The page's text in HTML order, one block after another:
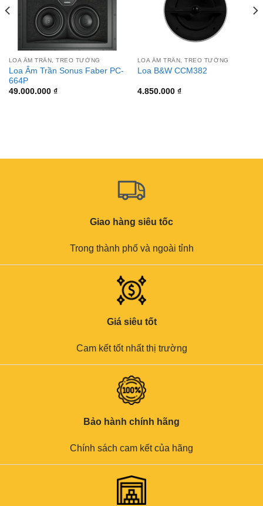
LOA ÂM TRẦN, TREO TƯỜNG
Loa Âm Trần Sonus Faber PC-
664P
49.000.000 ₫
LOA ÂM TRẦN, TREO TƯỜNG
Loa B&W CCM382
4.850.000 ₫
Giao hàng siêu tốc
Trong thành phố và ngoài tỉnh
Giá siêu tốt
Cam kết tốt nhất thị trường
Bảo hành chính hãng
Chính sách cam kết của hãng